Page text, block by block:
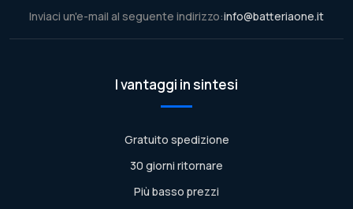
Inviaci un'e-mail al seguente indirizzo:info@batteriaone.it
I vantaggi in sintesi
Gratuito spedizione
30 giorni ritornare
Più basso prezzi